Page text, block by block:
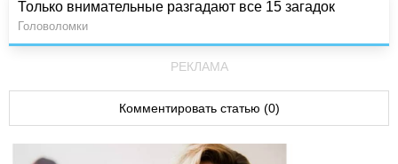
Только внимательные разгадают все 15 загадок
Головоломки
РЕКЛАМА
Комментировать статью (0)